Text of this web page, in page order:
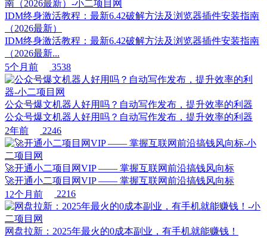
IDM终身激活教程：最新6.42破解方法及浏览器插件安装指南
（2026最新）
IDM终身激活教程：最新6.42破解方法及浏览器插件安装指南
（2026最新...
5个月前
3538
公众号爆文机器人好用吗？自动写作发布，提升效率的利器
公众号爆文机器人好用吗？自动写作发布，提升效率的利器
2年前
2246
🚀开通小二项目网VIP —— 掌握互联网前沿搞钱风向标
🚀开通小二项目网VIP —— 掌握互联网前沿搞钱风向标
12个月前
2216
网盘拉新：2025年最火的0成本副业，有手机就能赚钱！